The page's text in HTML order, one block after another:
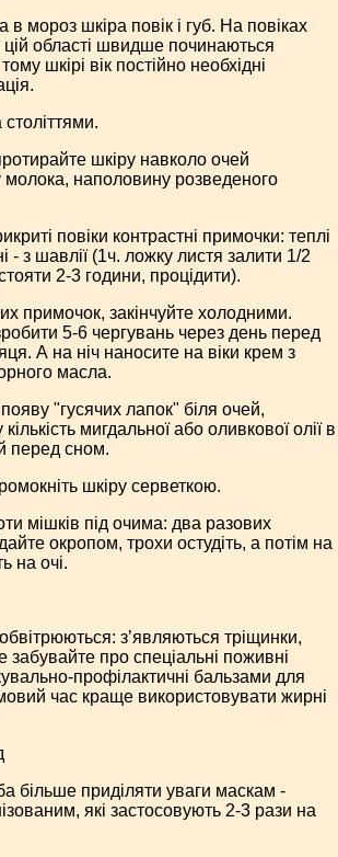
мороз шкіра повік і губ. На повіках
області швидше починаються
шкірі вік постійно необхідні
шкіру навколо очей
наполовину розведеного
повіки контрастні примочки: теплі
- з шавлії (1ч. ложку листя залити 1/2
2-3 години, процідити).
примочок, закінчуйте холодними.
5-6 чергувань через день перед
А на ніч наносите на віки крем з
масла.
"гусячих лапок" біля очей,
мигдальної або оливкової олії в
перед сном.
шкіру серветкою.
мішків під очима: два разових
окропом, трохи остудіть, а потім на
на очі.
з’являються тріщинки,
про спеціальні поживні
профілактичні бальзами для
час краще використовувати жирні
більше приділяти уваги маскам -
які застосовують 2-3 рази на